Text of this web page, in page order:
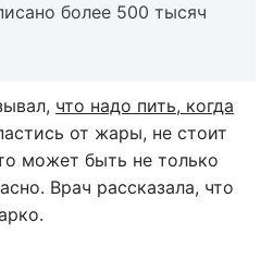
более 500 тысяч
что надо пить, когда
от жары, не стоит
может быть не только
Врач рассказала, что